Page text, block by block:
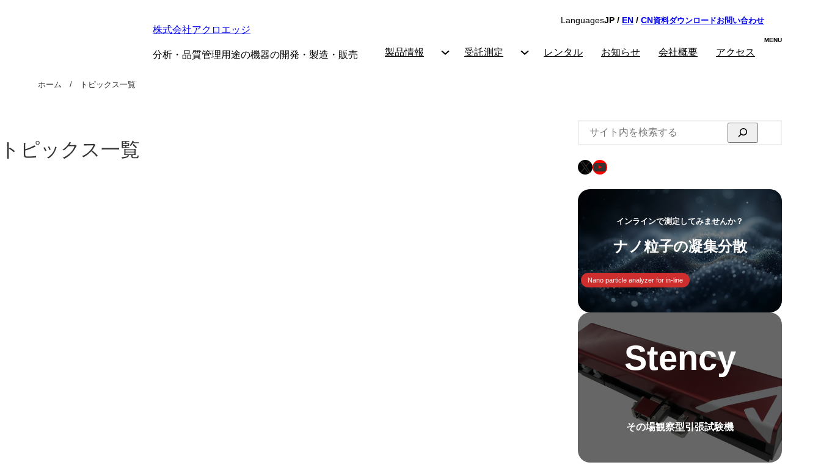
株式会社アクロエッジ
分析・品質管理用途の機器の開発・製造・販売
LanguagesJP / EN / CN 資料ダウンロードお問い合わせ
製品情報 受託測定 レンタル お知らせ 会社概要 アクセス
ホーム トピックス一覧
トピックス一覧
X YouTube
インラインで測定してみませんか？
ナノ粒子の凝集分散
Nano particle analyzer for in-line
Stency
その場観察型引張試験機